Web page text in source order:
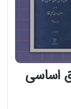
حقوق اساسی